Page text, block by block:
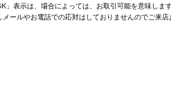
」表示は、場合によっては、お取引可能を意味します
メールやお電話での応対はしておりませんのでご来店